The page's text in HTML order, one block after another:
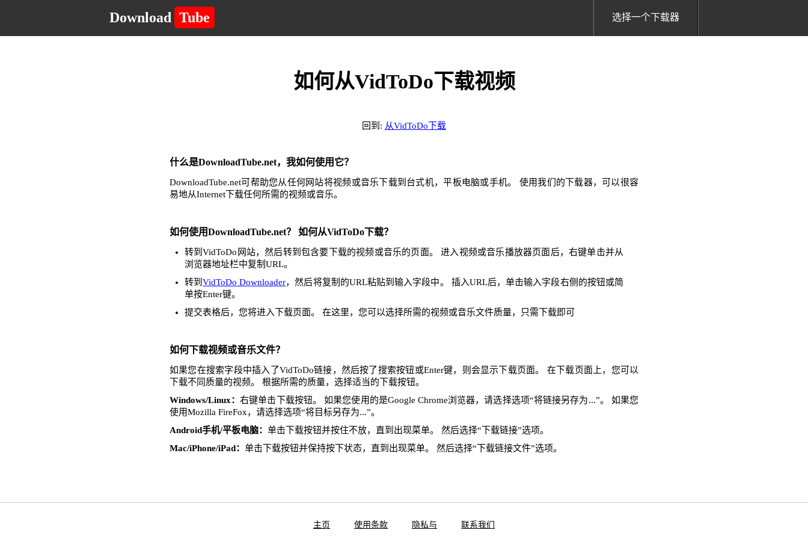
Download Tube 选择一个下载器
如何从VidToDo下载视频
回到: 从VidToDo下载
什么是DownloadTube.net，我如何使用它？
DownloadTube.net可帮助您从任何网站将视频或音乐下载到台式机，平板电脑或手机。 使用我们的下载器，可以很容
易地从Internet下载任何所需的视频或音乐。
如何使用DownloadTube.net？ 如何从VidToDo下载？
转到VidToDo网站，然后转到包含要下载的视频或音乐的页面。 进入视频或音乐播放器页面后，右键单击并从
浏览器地址栏中复制URL。
转到VidToDo Downloader，然后将复制的URL粘贴到输入字段中。 插入URL后，单击输入字段右侧的按钮或简
单按Enter键。
提交表格后，您将进入下载页面。 在这里，您可以选择所需的视频或音乐文件质量，只需下载即可
如何下载视频或音乐文件？
如果您在搜索字段中插入了VidToDo链接，然后按了搜索按钮或Enter键，则会显示下载页面。 在下载页面上，您可以
下载不同质量的视频。 根据所需的质量，选择适当的下载按钮。
Windows/Linux：右键单击下载按钮。 如果您使用的是Google Chrome浏览器，请选择选项“将链接另存为...”。 如果您
使用Mozilla FireFox，请选择选项“将目标另存为...”。
Android手机/平板电脑： 单击下载按钮并按住不放，直到出现菜单。 然后选择“下载链接”选项。
Mac/iPhone/iPad： 单击下载按钮并保持按下状态，直到出现菜单。 然后选择“下载链接文件”选项。
主页 使用条款 隐私与 联系我们